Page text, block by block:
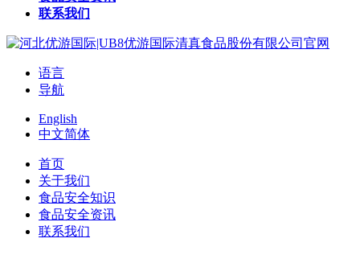
联系我们
语言
导航
English
中文简体
首页
关于我们
食品安全知识
食品安全资讯
联系我们